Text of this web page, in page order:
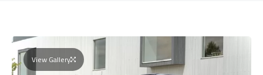
View Gallery